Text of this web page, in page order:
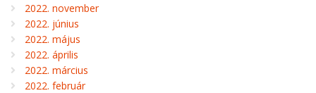
2022. november
2022. június
2022. május
2022. április
2022. március
2022. február